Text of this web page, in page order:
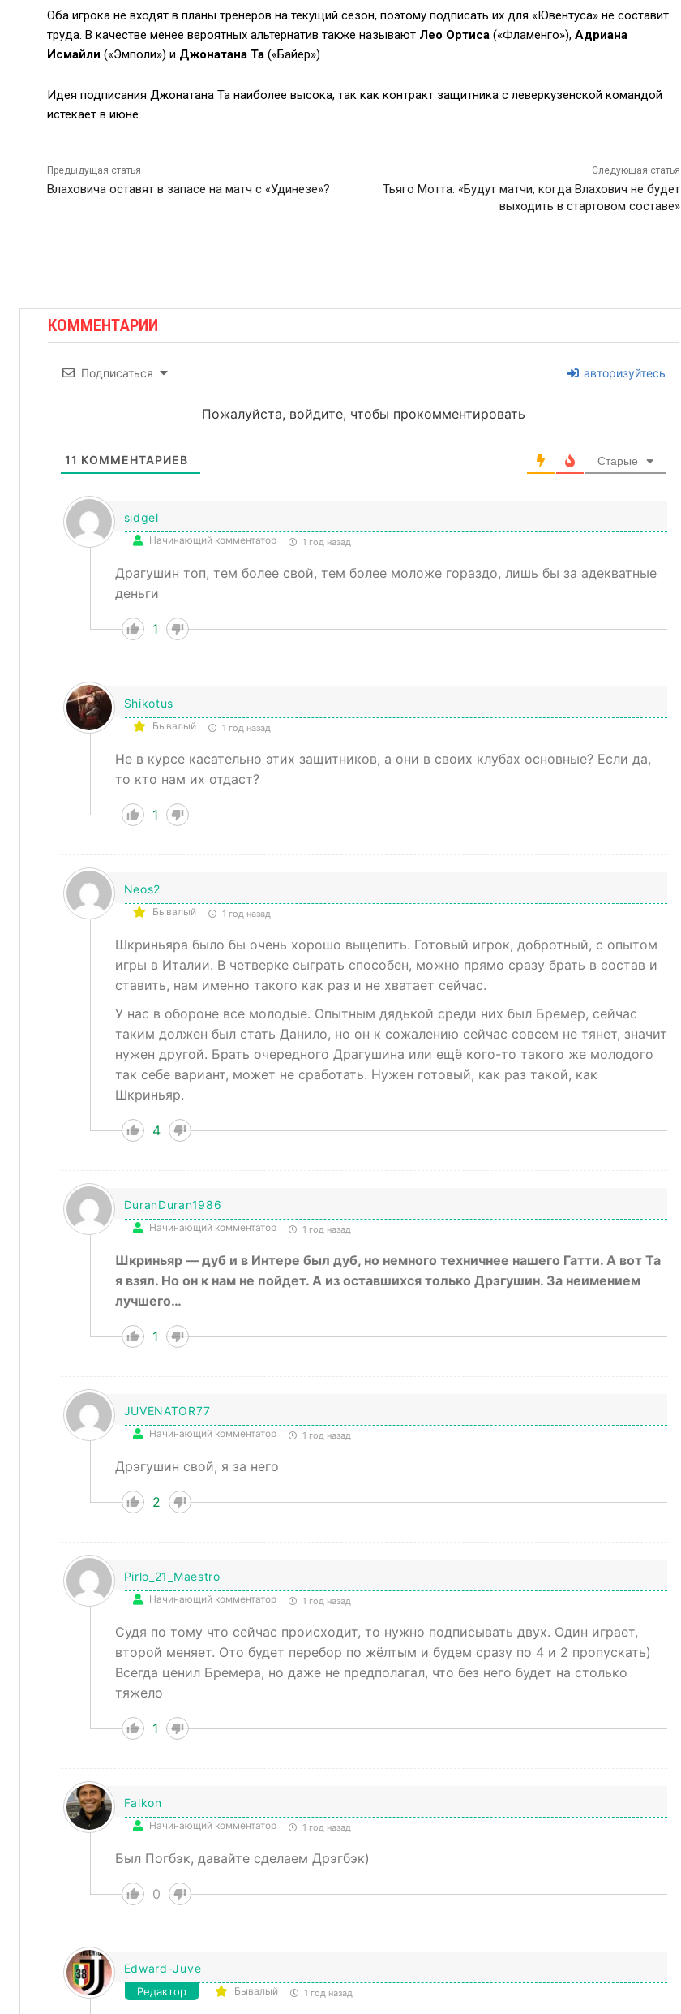
Оба игрока не входят в планы тренеров на текущий сезон, поэтому подписать их для «Ювентуса» не составит
труда. В качестве менее вероятных альтернатив также называют Лео Ортиса («Фламенго»), Адриана
Исмайли («Эмполи») и Джонатана Та («Байер»).
Идея подписания Джонатана Та наиболее высока, так как контракт защитника с леверкузенской командой
истекает в июне.
Предыдущая статья
Влаховича оставят в запасе на матч с «Удинезе»?
Следующая статья
Тьяго Мотта: «Будут матчи, когда Влахович не будет
выходить в стартовом составе»
КОММЕНТАРИИ
Подписаться авторизуйтесь
Пожалуйста, войдите, чтобы прокомментировать
11 КОММЕНТАРИЕВ Старые
sidgel
Начинающий комментатор 1 год назад
Драгушин топ, тем более свой, тем более моложе гораздо, лишь бы за адекватные
деньги
1
Shikotus
Бывалый 1 год назад
Не в курсе касательно этих защитников, а они в своих клубах основные? Если да,
то кто нам их отдаст?
1
Neos2
Бывалый 1 год назад
Шкриньяра было бы очень хорошо выцепить. Готовый игрок, добротный, с опытом
игры в Италии. В четверке сыграть способен, можно прямо сразу брать в состав и
ставить, нам именно такого как раз и не хватает сейчас.
У нас в обороне все молодые. Опытным дядькой среди них был Бремер, сейчас
таким должен был стать Данило, но он к сожалению сейчас совсем не тянет, значит
нужен другой. Брать очередного Драгушина или ещё кого-то такого же молодого
так себе вариант, может не сработать. Нужен готовый, как раз такой, как
Шкриньяр.
4
DuranDuran1986
Начинающий комментатор 1 год назад
Шкриньяр — дуб и в Интере был дуб, но немного техничнее нашего Гатти. А вот Та
я взял. Но он к нам не пойдет. А из оставшихся только Дрэгушин. За неимением
лучшего…
1
JUVENATOR77
Начинающий комментатор 1 год назад
Дрэгушин свой, я за него
2
Pirlo_21_Maestro
Начинающий комментатор 1 год назад
Судя по тому что сейчас происходит, то нужно подписывать двух. Один играет,
второй меняет. Ото будет перебор по жёлтым и будем сразу по 4 и 2 пропускать)
Всегда ценил Бремера, но даже не предполагал, что без него будет на столько
тяжело
1
Falkon
Начинающий комментатор 1 год назад
Был Погбэк, давайте сделаем Дрэгбэк)
0
Edward-Juve
Редактор Бывалый 1 год назад